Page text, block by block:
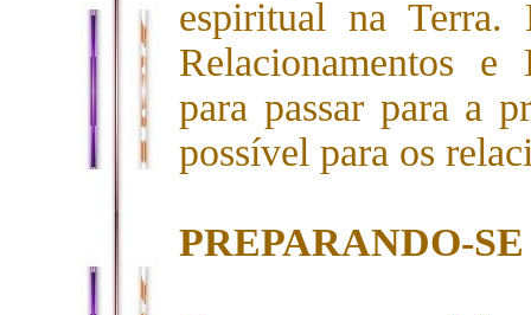
espiritual na Terra.
Relacionamentos e
para passar para a
possível para os
PREPARANDO-SE